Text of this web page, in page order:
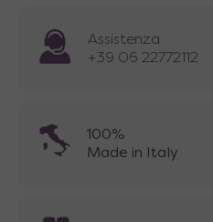
Assistenza
+39 06 22772112
100%
Made in Italy